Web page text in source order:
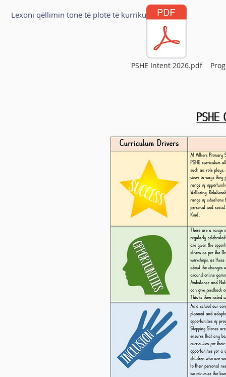
Lexoni qëllimin tonë të plotë të kurrikulës këtu.
PSHE Intent 2026.pdf